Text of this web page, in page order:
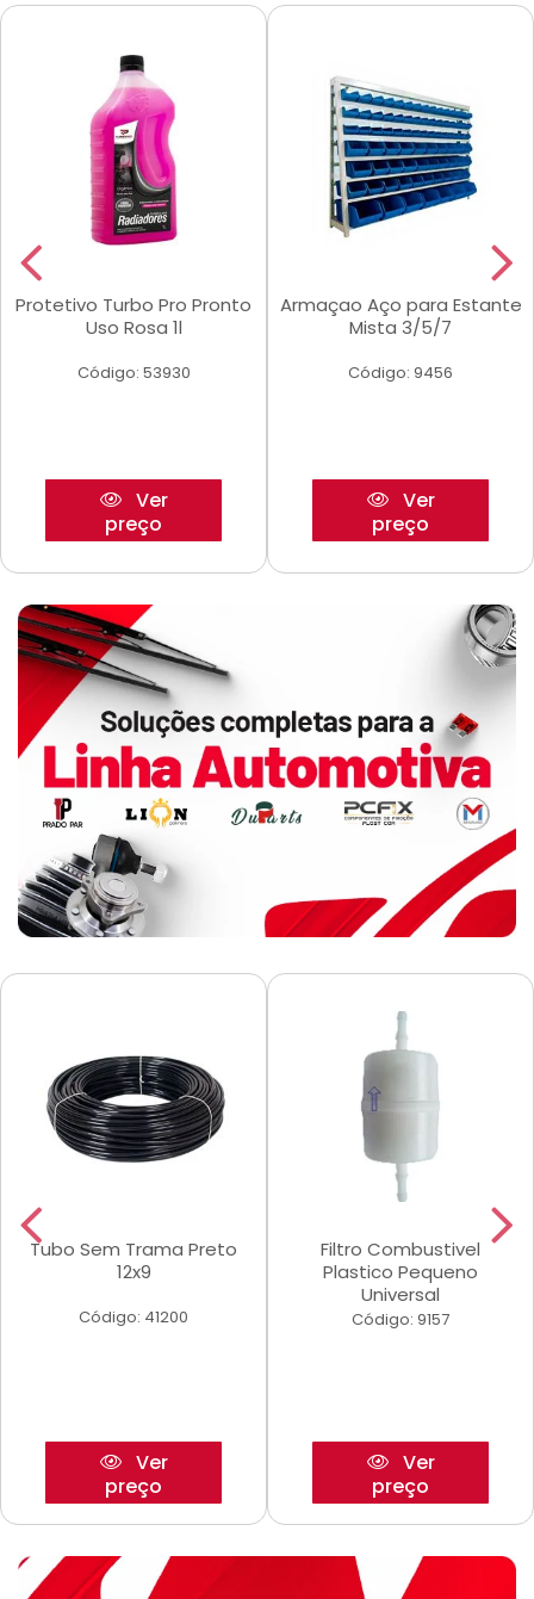
Protetivo Turbo Pro Pronto
Uso Rosa 1l
Código: 53930
Ver
preço
Armaçao Aço para Estante
Mista 3/5/7
Código: 9456
Ver
preço
Tubo Sem Trama Preto
12x9
Código: 41200
Ver
preço
Filtro Combustivel
Plastico Pequeno
Universal
Código: 9157
Ver
preço